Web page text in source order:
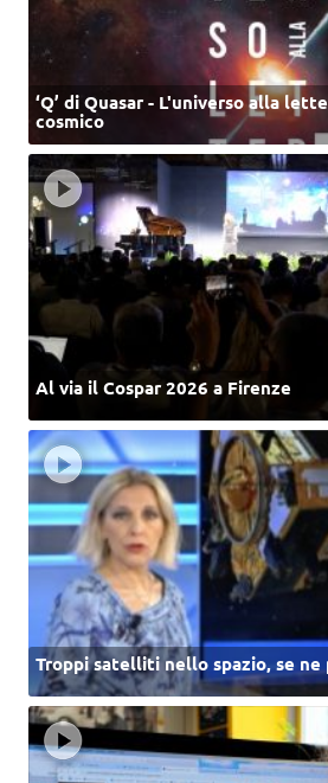
‘Q’ di Quasar - L'universo alla
cosmico
Al via il Cospar 2026 a Firenze
Troppi satelliti nello spazio, se ne